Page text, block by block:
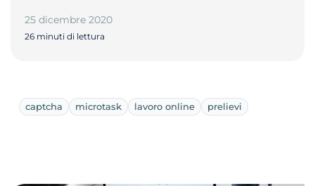
25 dicembre 2020
26 minuti di lettura
captcha microtask lavoro online prelievi